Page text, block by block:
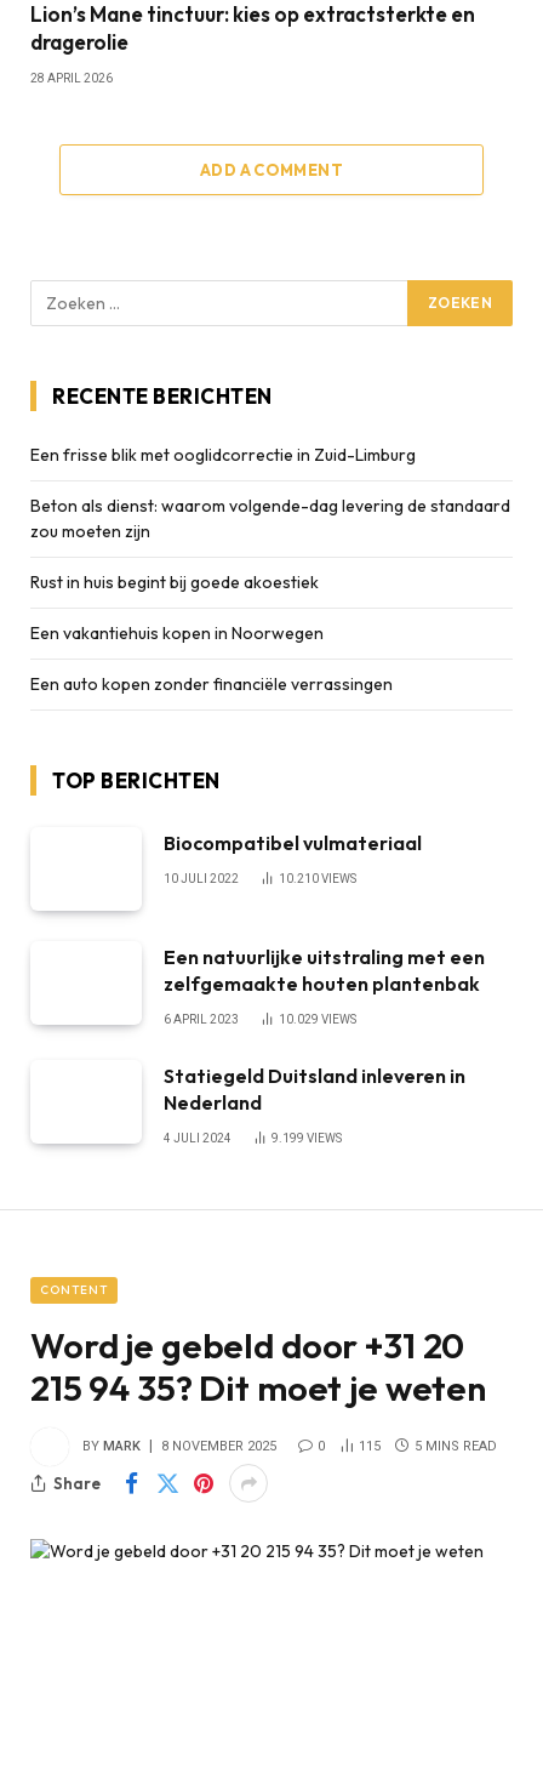
Lion’s Mane tinctuur: kies op extractsterkte en
dragerolie
28 APRIL 2026
ADD A COMMENT
RECENTE BERICHTEN
Een frisse blik met ooglidcorrectie in Zuid-Limburg
Beton als dienst: waarom volgende-dag levering de standaard
zou moeten zijn
Rust in huis begint bij goede akoestiek
Een vakantiehuis kopen in Noorwegen
Een auto kopen zonder financiële verrassingen
TOP BERICHTEN
Biocompatibel vulmateriaal
10 JULI 2022 10.210VIEWS
Een natuurlijke uitstraling met een
zelfgemaakte houten plantenbak
6 APRIL 2023 10.029 VIEWS
Statiegeld Duitsland inleveren in
Nederland
4 JULI 2024 9.199 VIEWS
CONTENT
Word je gebeld door +31 20
215 94 35? Dit moet je weten
BY MARK 8 NOVEMBER 2025 0 115 5 MINS READ
Share